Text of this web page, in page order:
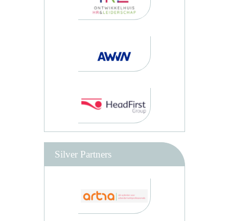
Silver Partners